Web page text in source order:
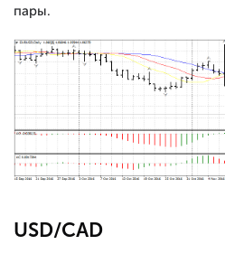
пары.
USD/CAD